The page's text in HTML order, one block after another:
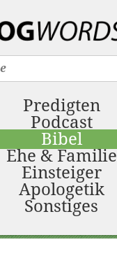
Predigten
Podcast
Bibel
Ehe & Familie
Einsteiger
Apologetik
Sonstiges